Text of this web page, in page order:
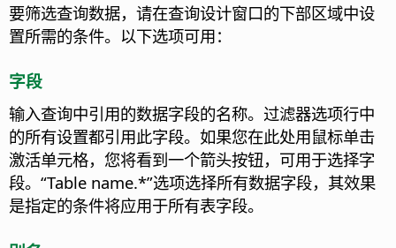
要筛选查询数据，请在查询设计窗口的下部区域中设
置所需的条件。以下选项可用：
字段
输入查询中引用的数据字段的名称。过滤器选项行中
的所有设置都引用此字段。 如果您在此处用鼠标单击
激活单元格，您将看到一个箭头按钮，可用于选择字
段。“Table name.*”选项选择所有数据字段，其效果
是指定的条件将应用于所有表字段。